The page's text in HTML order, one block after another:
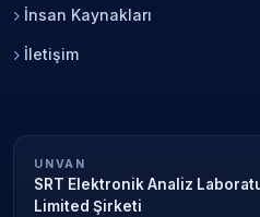
İnsan Kaynakları
İletişim
UNVAN
SRT Elektronik Analiz
Limited Şirketi